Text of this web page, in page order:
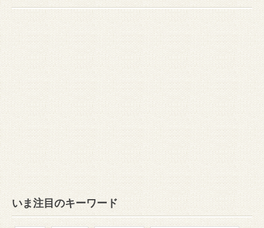
いま注目のキーワード